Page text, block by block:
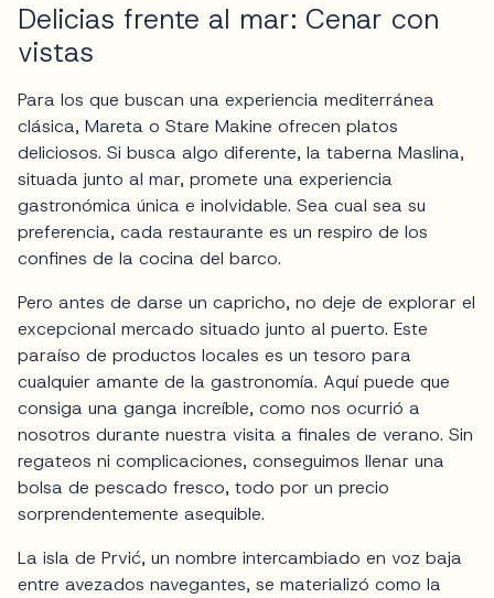
Delicias frente al mar: Cenar con
vistas
Para los que buscan una experiencia mediterránea
clásica, Mareta o Stare Makine ofrecen platos
deliciosos. Si busca algo diferente, la taberna Maslina,
situada junto al mar, promete una experiencia
gastronómica única e inolvidable. Sea cual sea su
preferencia, cada restaurante es un respiro de los
confines de la cocina del barco.
Pero antes de darse un capricho, no deje de explorar el
excepcional mercado situado junto al puerto. Este
paraíso de productos locales es un tesoro para
cualquier amante de la gastronomía. Aquí puede que
consiga una ganga increíble, como nos ocurrió a
nosotros durante nuestra visita a finales de verano. Sin
regateos ni complicaciones, conseguimos llenar una
bolsa de pescado fresco, todo por un precio
sorprendentemente asequible.
La isla de Prvić, un nombre intercambiado en voz baja
entre avezados navegantes, se materializó como la